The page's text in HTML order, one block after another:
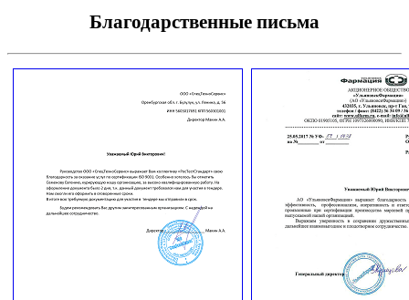
Благодарственные письма